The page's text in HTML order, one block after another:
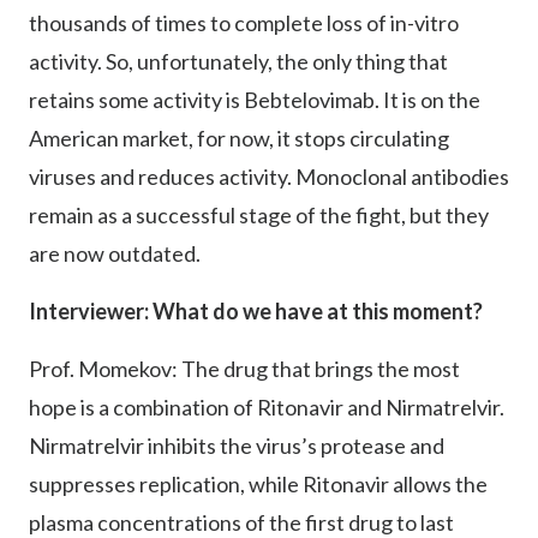
thousands of times to complete loss of in-vitro
activity. So, unfortunately, the only thing that
retains some activity is Bebtelovimab. It is on the
American market, for now, it stops circulating
viruses and reduces activity. Monoclonal antibodies
remain as a successful stage of the fight, but they
are now outdated.
Interviewer: What do we have at this moment?
Prof. Momekov: The drug that brings the most
hope is a combination of Ritonavir and Nirmatrelvir.
Nirmatrelvir inhibits the virus’s protease and
suppresses replication, while Ritonavir allows the
plasma concentrations of the first drug to last